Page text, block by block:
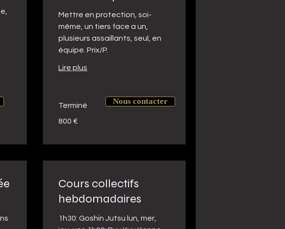
Mettre en protection, soi-
même, un tiers face a un,
plusieurs assaillants, seul, en
équipe. Prix/P.
Lire plus
Terminé
euros
800 €
Cours collectifs
hebdomadaires
1h30: Goshin Jutsu lun, mer,
Nous contacter